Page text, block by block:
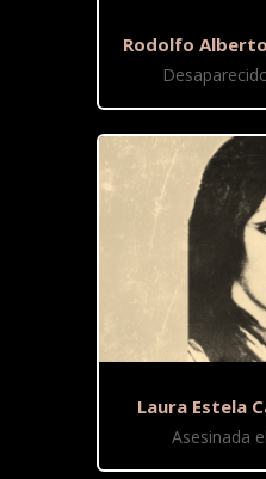
Rodolfo
Laura Estela
Asesinada